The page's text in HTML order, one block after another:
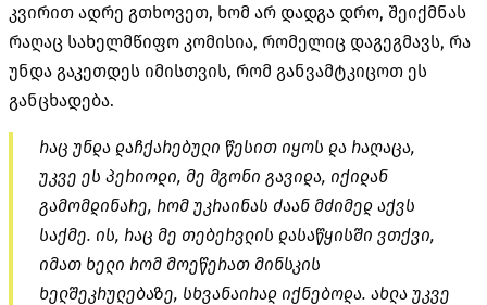
კვირით ადრე გთხოვეთ, ხომ არ დადგა დრო, შეიქმნას
რაღაც სახელმწიფო კომისია, რომელიც დაგეგმავს, რა
უნდა გაკეთდეს იმისთვის, რომ განვამტკიცოთ ეს
განცხადება.
რაც უნდა დაჩქარებული წესით იყოს და რაღაცა,
უკვე ეს პერიოდი, მე მგონი გავიდა, იქიდან
გამომდინარე, რომ უკრაინას ძაან მძიმედ აქვს
საქმე. ის, რაც მე თებერვლის დასაწყისში ვთქვი,
იმათ ხელი რომ მოეწერათ მინსკის
ხელშეკრულებაზე, სხვანაირად იქნებოდა. ახლა უკვე